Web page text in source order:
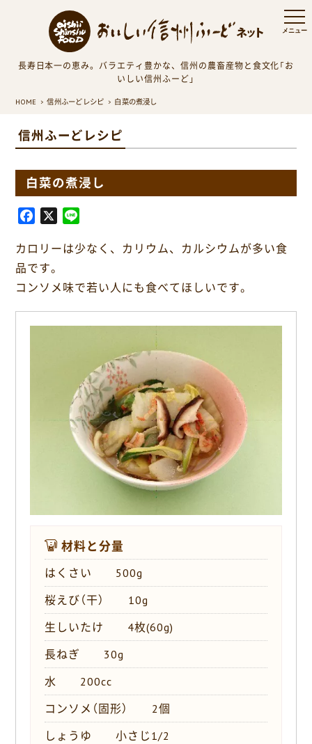
長寿日本一の恵み。バラエティ豊かな、信州の農畜産物と食文化「お
いしい信州ふーど」
HOME 信州ふーどレシピ 白菜の煮浸し
信州ふーどレシピ
白菜の煮浸し
c
e
b
o
X
n
カロリーは少なく、カリウム、カルシウムが多い食
品です。
コンソメ味で若い人にも食べてほしいです。
材料と分量
はくさい 500g
桜えび（干） 10g
生しいたけ 4枚(60g)
長ねぎ 30g
水 200cc
コンソメ（固形） 2個
しょうゆ 小さじ1/2